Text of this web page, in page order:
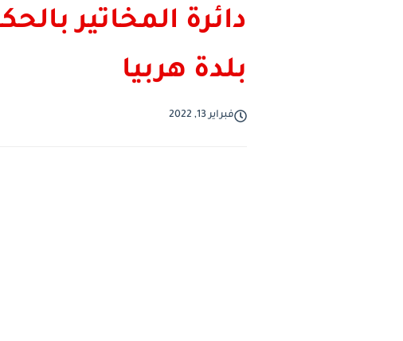
دائرة المخاتير
بلدة هربيا
فبراير 13, 2022